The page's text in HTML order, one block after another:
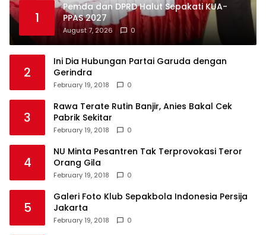
1
Pemda dan DPRD Halut Sepakati KUA-
PPAS 2027
August 7, 2026 0
2
Ini Dia Hubungan Partai Garuda dengan
Gerindra
February 19, 2018 0
3
Rawa Terate Rutin Banjir, Anies Bakal Cek
Pabrik Sekitar
February 19, 2018 0
4
NU Minta Pesantren Tak Terprovokasi Teror
Orang Gila
February 19, 2018 0
5
Galeri Foto Klub Sepakbola Indonesia Persija
Jakarta
February 19, 2018 0